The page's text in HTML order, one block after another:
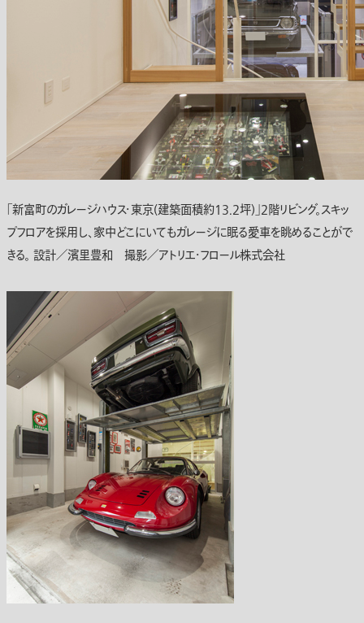
「新富町のガレージハウス・東京(建築面積約13.2坪)」2階リビング。スキッ
プフロアを採用し、家中どこにいてもガレージに眠る愛車を眺めることがで
きる。 設計／濱里豊和 撮影／アトリエ・フロール株式会社